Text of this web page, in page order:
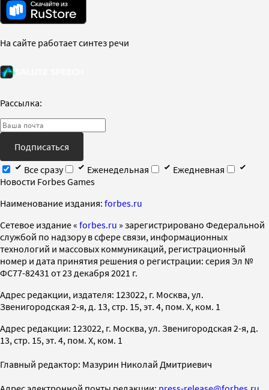
На сайте работает синтез речи
Рассылка:
Подписаться
Все сразу
Еженедельная
Ежедневная
Новости Forbes Games
Наименование издания: forbes.ru
Cетевое издание « forbes.ru » зарегистрировано Федеральной
службой по надзору в сфере связи, информационных
технологий и массовых коммуникаций, регистрационный
номер и дата принятия решения о регистрации: серия Эл №
ФС77-82431 от 23 декабря 2021 г.
Адрес редакции, издателя: 123022, г. Москва, ул.
Звенигородская 2-я, д. 13, стр. 15, эт. 4, пом. X, ком. 1
Адрес редакции: 123022, г. Москва, ул. Звенигородская 2-я, д.
13, стр. 15, эт. 4, пом. X, ком. 1
Главный редактор: Мазурин Николай Дмитриевич